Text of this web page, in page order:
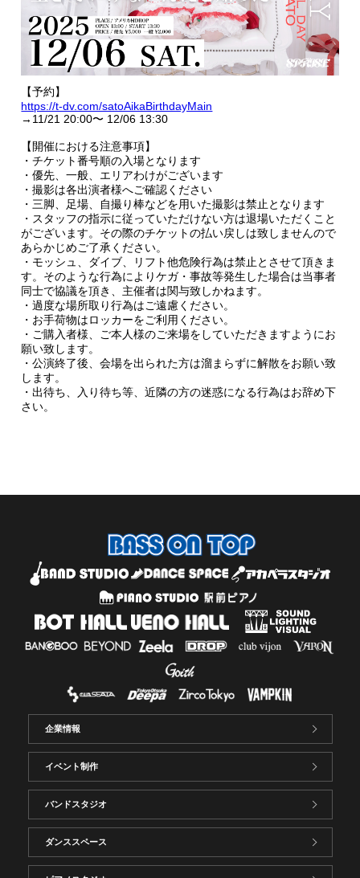
【予約】
https://t-dv.com/satoAikaBirthdayMain
→11/21 20:00〜 12/06 13:30
【開催における注意事項】
・チケット番号順の入場となります
・優先、一般、エリアわけがございます
・撮影は各出演者様へご確認ください
・三脚、足場、自撮り棒などを用いた撮影は禁止となります
・スタッフの指示に従っていただけない方は退場いただくこと
がございます。その際のチケットの払い戻しは致しませんので
あらかじめご了承ください。
・モッシュ、ダイブ、リフト他危険行為は禁止とさせて頂きま
す。そのような行為によりケガ・事故等発生した場合は当事者
同士で協議を頂き、主催者は関与致しかねます。
・過度な場所取り行為はご遠慮ください。
・お手荷物はロッカーをご利用ください。
・ご購入者様、ご本人様のご来場をしていただきますようにお
願い致します。
・公演終了後、会場を出られた方は溜まらずに解散をお願い致
します。
・出待ち、入り待ち等、近隣の方の迷惑になる行為はお辞め下
さい。
企業情報
イベント制作
バンドスタジオ
ダンススペース